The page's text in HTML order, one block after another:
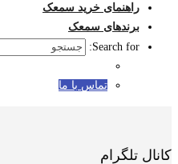
راهنمای خرید سمعک
برندهای سمعک
Search for:
تماس با ما
کانال تلگرام